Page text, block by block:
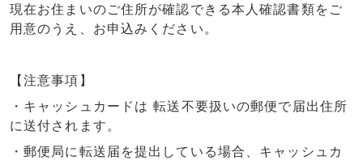
現在お住まいのご住所が確認できる本人確認書類をご
用意のうえ、お申込みください。
【注意事項】
・キャッシュカードは 転送不要扱いの郵便で届出住所
に送付されます。
・郵便局に転送届を提出している場合、キャッシュカ